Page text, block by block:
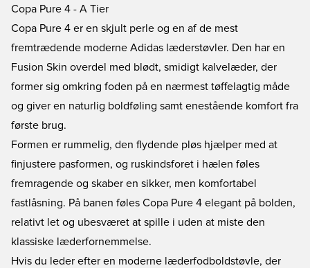
Copa Pure 4 - A Tier
Copa Pure 4 er en skjult perle og en af de mest
fremtrædende moderne Adidas læderstøvler. Den har en
Fusion Skin overdel med blødt, smidigt kalvelæder, der
former sig omkring foden på en nærmest tøffelagtig måde
og giver en naturlig boldføling samt enestående komfort fra
første brug.
Formen er rummelig, den flydende pløs hjælper med at
finjustere pasformen, og ruskindsforet i hælen føles
fremragende og skaber en sikker, men komfortabel
fastlåsning. På banen føles Copa Pure 4 elegant på bolden,
relativt let og ubesværet at spille i uden at miste den
klassiske læderfornemmelse.
Hvis du leder efter en moderne læderfodboldstøvle, der